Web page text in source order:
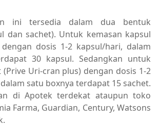
ini tersedia dalam dua bentuk
dan sachet). Untuk kemasan kapsul
dosis 1-2 kapsul/hari, dalam
30 kapsul. Sedangkan untuk
(Prive Uri-cran plus) dengan dosis 1-2
satu boxnya terdapat 15 sachet.
di Apotek terdekat ataupun toko
Farma, Guardian, Century, Watsons